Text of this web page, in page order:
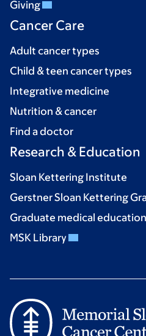
Giving
Cancer Care
Adult cancer types
Child & teen cancer types
Integrative medicine
Nutrition & cancer
Find a doctor
Research & Education
Sloan Kettering Institute
Gerstner Sloan Kettering
Graduate medical education
MSK Library